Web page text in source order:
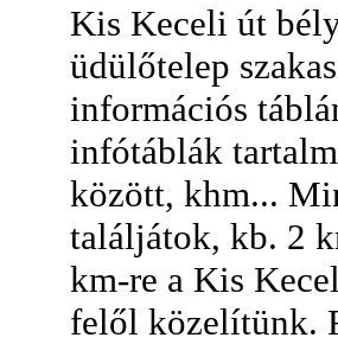
Kis Keceli út
üdülőtelep
információs
infótáblák
között, khm...
találjátok, kb. 2
km-re a Kis
felől közelítünk.